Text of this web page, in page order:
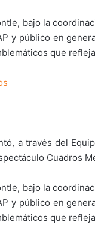
bajo la
y público en
que
a través del
Cuadros
bajo la
y público en
que